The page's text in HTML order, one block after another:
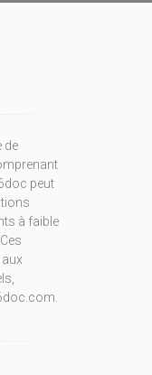
de
peut
à faible